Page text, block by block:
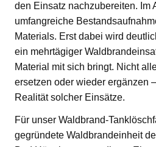
den Einsatz nachzubereiten. Im
umfangreiche
Materials. Erst dabei wird
ein mehrtägiger
Material mit sich bringt. Nicht
ersetzen oder wieder ergänzen
Realität solcher Einsätze.
Für unser Waldbrand-
gegründete Waldbrandeinheit